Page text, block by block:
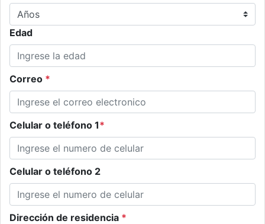
Edad
Correo *
Celular o teléfono 1*
Celular o teléfono 2
Dirección de residencia *